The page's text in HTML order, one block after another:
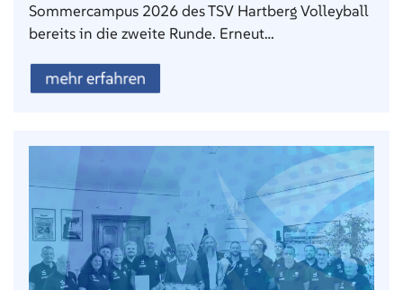
Sommercampus 2026 des TSV Hartberg Volleyball
bereits in die zweite Runde. Erneut…
mehr erfahren